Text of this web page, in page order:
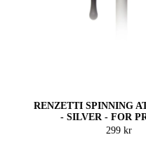
RENZETTI SPINNING
- SILVER - FOR
299 kr